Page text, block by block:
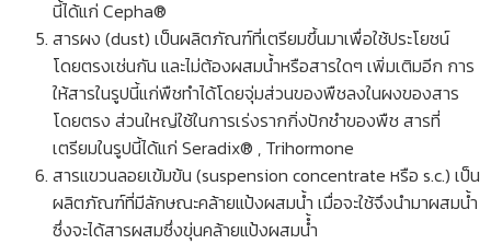
นี้ได้แก่ Cepha®
สารผง (dust) เป็นผลิตภัณฑ์ที่เตรียมขึ้นมาเพื่อใช้ประโยชน์
โดยตรงเช่นกัน และไม่ต้องผสมนํ้าหรือสารใดๆ เพิ่มเติมอีก การ
ให้สารในรูปนี้แก่พืชทำได้โดยจุ่มส่วนของพืชลงในผงของสาร
โดยตรง ส่วนใหญ่ใช้ในการเร่งรากกิ่งปักชำของพืช สารที่
เตรียมในรูปนี้ได้แก่ Seradix® , Trihormone
สารแขวนลอยเข้มข้น (suspension concentrate หรือ s.c.) เป็น
ผลิตภัณฑ์ที่มีลักษณะคล้ายแป้งผสมนํ้า เมื่อจะใช้จึงนำมาผสมนํ้า
ซึ่งจะได้สารผสมซึ่งขุ่นคล้ายแป้งผสมนํ้ำ